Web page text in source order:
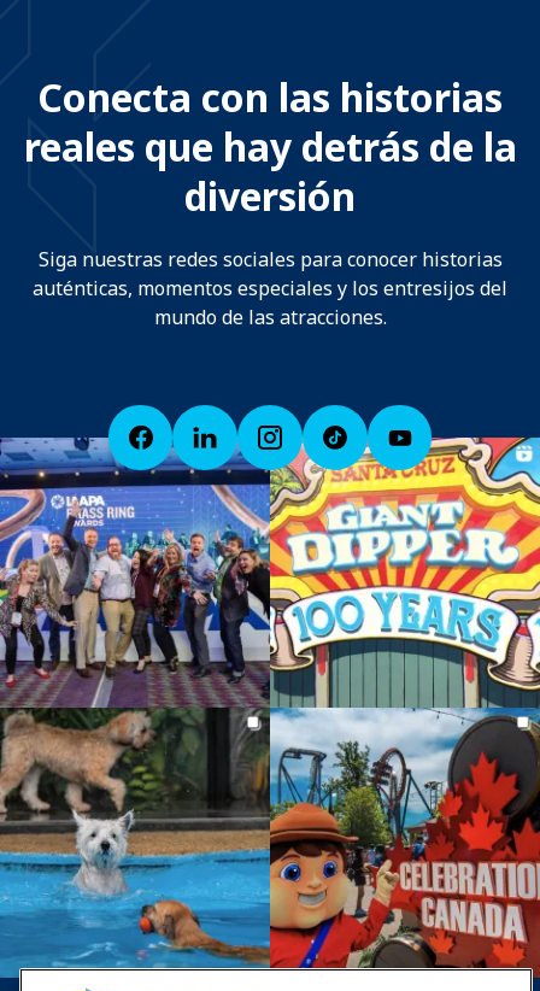
Conecta con las historias
reales que hay detrás de la
diversión
Siga nuestras redes sociales para conocer historias
auténticas, momentos especiales y los entresijos del
mundo de las atracciones.